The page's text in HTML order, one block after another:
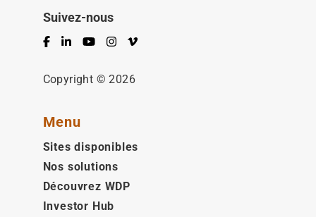
Suivez-nous
Facebook
LinkedInYouTubeInstagram
Vimeo
Copyright © 2026
Menu
Sites disponibles
Nos solutions
Découvrez WDP
Investor Hub